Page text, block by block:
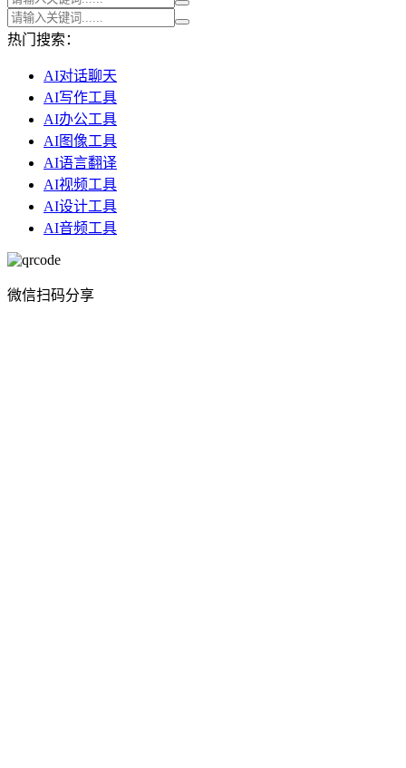
热门搜索：
AI对话聊天
AI写作工具
AI办公工具
AI图像工具
AI语言翻译
AI视频工具
AI设计工具
AI音频工具
微信扫码分享